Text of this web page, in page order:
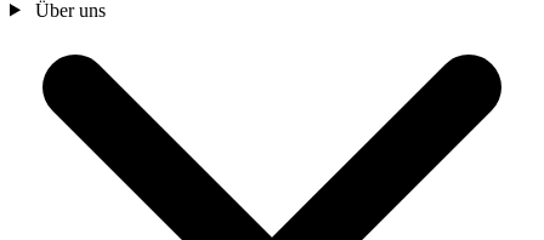
Über uns